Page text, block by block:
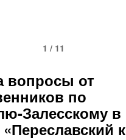
1 / 11
вопросы от
по
Залесскому в
«Переславский